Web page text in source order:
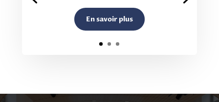
En savoir plus